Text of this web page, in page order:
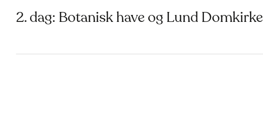
2. dag: Botanisk have og Lund Domkirke